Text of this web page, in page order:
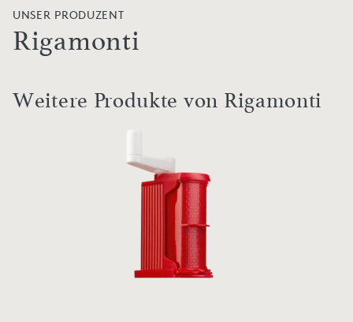
UNSER PRODUZENT
Rigamonti
Weitere Produkte von Rigamonti